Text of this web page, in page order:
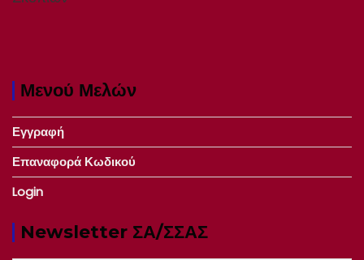
Μενού Μελών
Εγγραφή
Επαναφορά Κωδικού
Login
Newsletter ΣΑ/ΣΣΑΣ